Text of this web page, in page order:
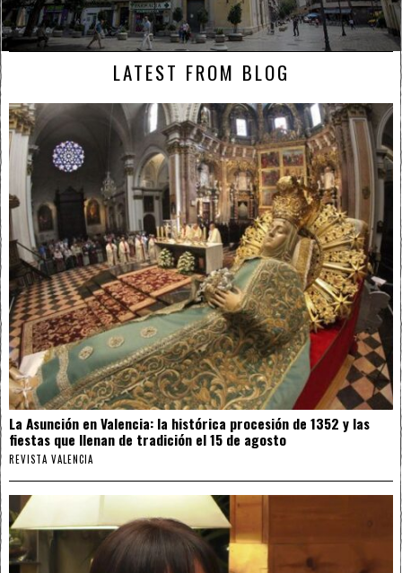
LATEST FROM BLOG
La Asunción en Valencia: la histórica procesión de 1352 y las
fiestas que llenan de tradición el 15 de agosto
REVISTA VALENCIA